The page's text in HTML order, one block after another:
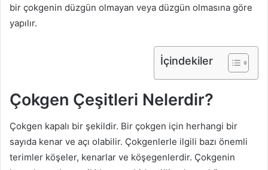
bir çokgenin düzgün olmayan veya düzgün olmasına göre
yapılır.
İçindekiler
Çokgen Çeşitleri Nelerdir?
Çokgen kapalı bir şekildir. Bir çokgen için herhangi bir
sayıda kenar ve açı olabilir. Çokgenlerle ilgili bazı önemli
terimler köşeler, kenarlar ve köşegenlerdir. Çokgenin